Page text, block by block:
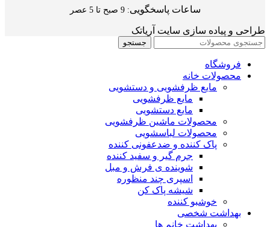
ساعات پاسخگویی: 9 صبح تا 5 عصر
طراحی و پیاده سازی سایت آریاتک
جستجو
فروشگاه
محصولات خانه
مایع ظرفشویی و دستشویی
مایع ظرفشویی
مایع دستشویی
محصولات ماشین ظرفشویی
محصولات لباسشویی
پاک کننده و ضدعفونی کننده
جرم گیر و سفید کننده
شوینده ی فرش و مبل
اسپری چند منظوره
شیشه پاک کن
خوشبو کننده
بهداشت شخصی
بهداشت خانم ها